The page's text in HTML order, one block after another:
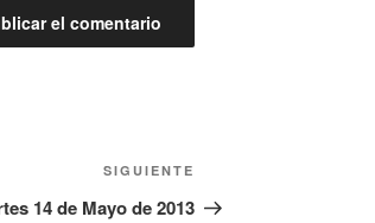
entrada
SIGUIENTE
14 de Mayo de 2013